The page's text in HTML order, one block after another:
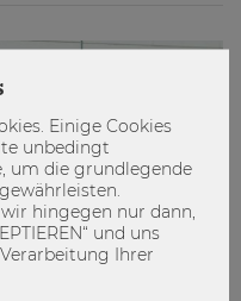
Einige Cookies
unbedingt
um die grundlegende
hingegen nur dann,
und uns
Ihrer